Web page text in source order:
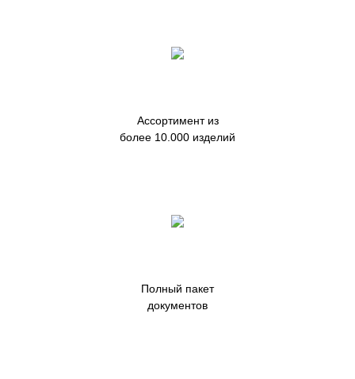
Ассортимент из
более 10.000 изделий
Полный пакет
документов